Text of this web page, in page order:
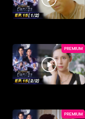
PREMIUM
PREMIUM